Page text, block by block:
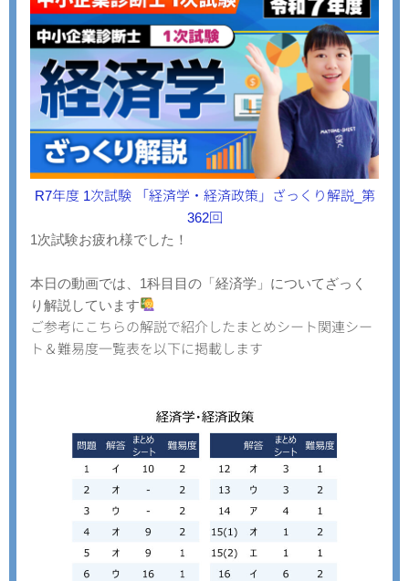
R7年度 1次試験 「経済学・経済政策」ざっくり解説_第
362回
1次試験お疲れ様でした！
本日の動画では、1科目目の「経済学」についてざっく
り解説しています
ご参考にこちらの解説で紹介したまとめシート関連シー
ト＆難易度一覧表を以下に掲載します